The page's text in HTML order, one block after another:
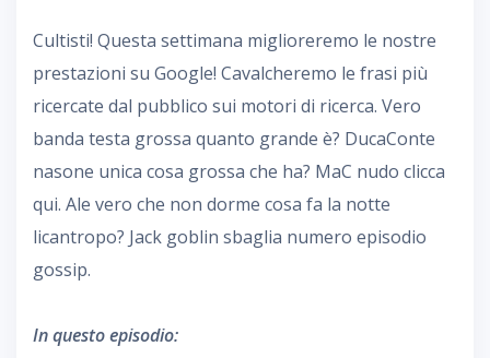
Cultisti! Questa settimana miglioreremo le nostre
prestazioni su Google! Cavalcheremo le frasi più
ricercate dal pubblico sui motori di ricerca. Vero
banda testa grossa quanto grande è? DucaConte
nasone unica cosa grossa che ha? MaC nudo clicca
qui. Ale vero che non dorme cosa fa la notte
licantropo? Jack goblin sbaglia numero episodio
gossip.
In questo episodio: